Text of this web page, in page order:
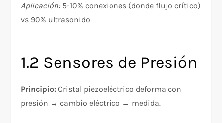
Aplicación:5-10% conexiones (donde flujo crítico)
vs 90% ultrasonido
1.2 Sensores de Presión
Principio: Cristal piezoeléctrico deforma con
presión → cambio eléctrico → medida.